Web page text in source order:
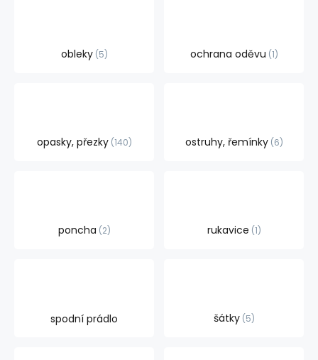
obleky 5 ochrana oděvu 1
opasky, přezky 140 ostruhy, řemínky 6
poncha 2 rukavice 1
spodní prádlo šátky 5